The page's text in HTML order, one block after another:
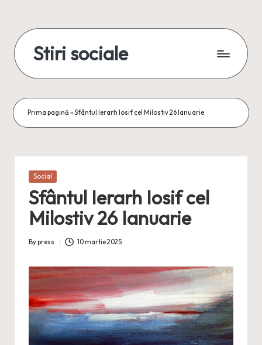
content
Stiri sociale
conexiuni
reale
Prima pagină »Sfântul Ierarh Iosif cel Milostiv 26 Ianuarie
Posted
Social
Sfântul Ierarh Iosif cel
Milostiv 26 Ianuarie
Posted
Bypress 10 martie 2025